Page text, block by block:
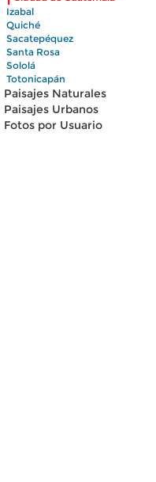
Izabal
Quiché
Sacatepéquez
Santa Rosa
Sololá
Totonicapán
Paisajes Naturales
Paisajes Urbanos
Fotos por Usuario